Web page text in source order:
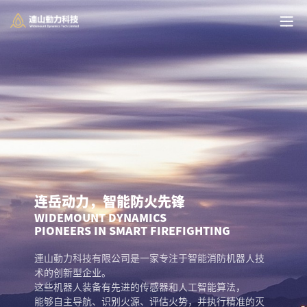
连岳动力，智能防火先锋
WIDEMOUNT DYNAMICS
PIONEERS IN SMART FIREFIGHTING
連山動力科技有限公司是一家专注于智能消防机器人技
术的创新型企业。
这些机器人装备有先进的传感器和人工智能算法，
能够自主导航、识别火源、评估火势，并执行精准的灭